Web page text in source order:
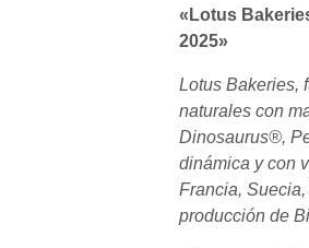
«Lotus
2025»
Lotus Bakeries,
naturales con
Dinosaurus®,
dinámica y con
Francia,
producción de